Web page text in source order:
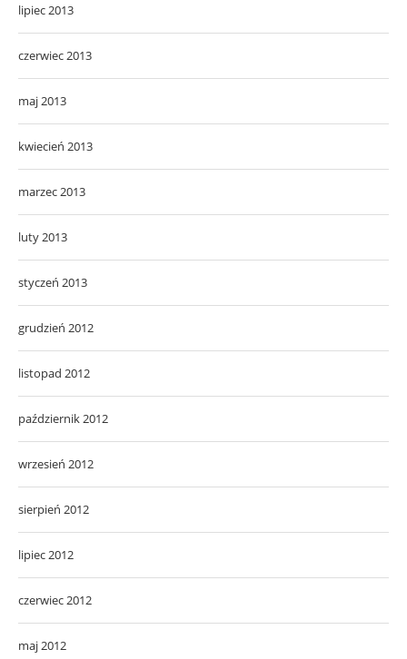
lipiec 2013
czerwiec 2013
maj 2013
kwiecień 2013
marzec 2013
luty 2013
styczeń 2013
grudzień 2012
listopad 2012
październik 2012
wrzesień 2012
sierpień 2012
lipiec 2012
czerwiec 2012
maj 2012